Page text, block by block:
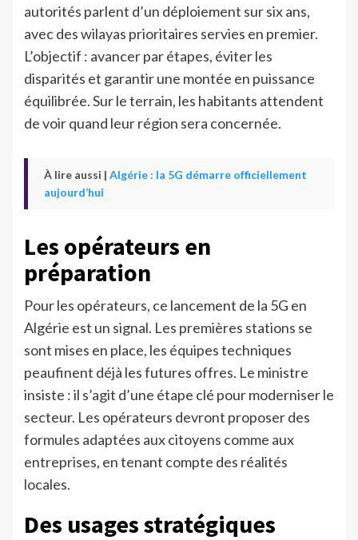
autorités parlent d’un déploiement sur six ans,
avec des wilayas prioritaires servies en premier.
L’objectif : avancer par étapes, éviter les
disparités et garantir une montée en puissance
équilibrée. Sur le terrain, les habitants attendent
de voir quand leur région sera concernée.
À lire aussi | Algérie : la 5G démarre officiellement
aujourd’hui
Les opérateurs en
préparation
Pour les opérateurs, ce lancement de la 5G en
Algérie est un signal. Les premières stations se
sont mises en place, les équipes techniques
peaufinent déjà les futures offres. Le ministre
insiste : il s’agit d’une étape clé pour moderniser le
secteur. Les opérateurs devront proposer des
formules adaptées aux citoyens comme aux
entreprises, en tenant compte des réalités
locales.
Des usages stratégiques